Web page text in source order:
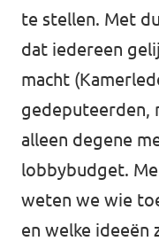
te stellen. Met
dat iedereen
macht
gedeputeerden,
alleen degene
lobbybudget.
weten we wie
en welke ideeën